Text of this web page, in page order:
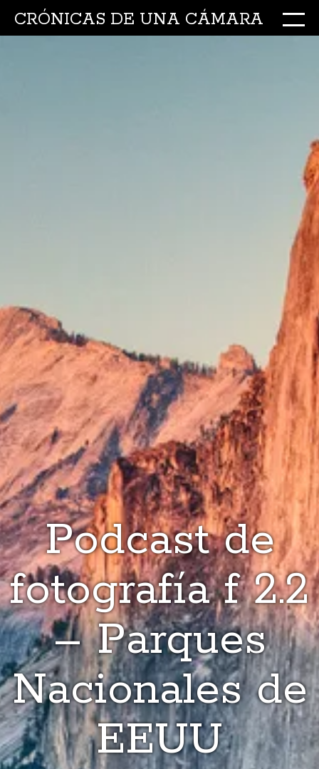
CRÓNICAS DE UNA CÁMARA
Ir
Podcast de
fotografía f 2.2
– Parques
Nacionales de
EEUU